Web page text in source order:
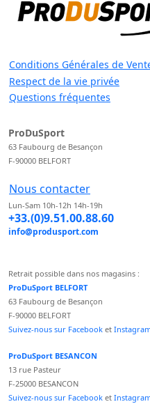
Conditions Générales de
Respect de la vie privée
Questions fréquentes
ProDuSport
63 Faubourg de Besançon
F-90000 BELFORT
Nous contacter
Lun-Sam 10h-12h 14h-19h
+33.(0)9.51.00.88.60
info@produsport.com
Retrait possible dans nos magasins :
ProDuSport BELFORT
63 Faubourg de Besançon
F-90000 BELFORT
Suivez-nous sur Facebook et
ProDuSport BESANCON
13 rue Pasteur
F-25000 BESANCON
Suivez-nous sur Facebook et